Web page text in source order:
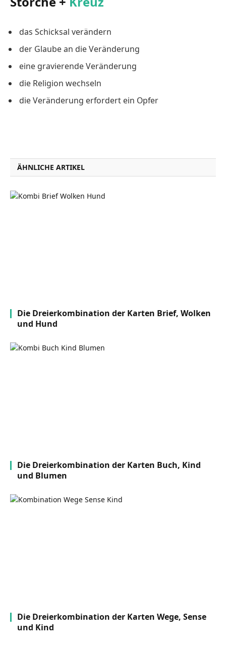
das Schicksal verändern
der Glaube an die Veränderung
eine gravierende Veränderung
die Religion wechseln
die Veränderung erfordert ein Opfer
ÄHNLICHE ARTIKEL
Die Dreierkombination der Karten Brief, Wolken
und Hund
Die Dreierkombination der Karten Buch, Kind
und Blumen
Die Dreierkombination der Karten Wege, Sense
und Kind